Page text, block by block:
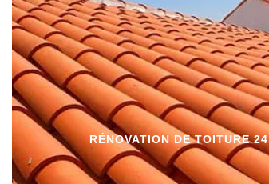
RÉNOVATION DE TOITURE 24